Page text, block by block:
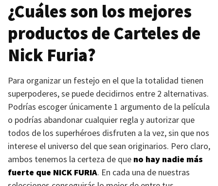
¿Cuáles son los mejores
productos de Carteles de
Nick Furia?
Para organizar un festejo en el que la totalidad tienen
superpoderes, se puede decidirnos entre 2 alternativas.
Podrías escoger únicamente 1 argumento de la película
o podrías abandonar cualquier regla y autorizar que
todos de los superhéroes disfruten a la vez, sin que nos
interese el universo del que sean originarios. Pero claro,
ambos tenemos la certeza de que no hay nadie más
fuerte que NICK FURIA. En cada una de nuestras